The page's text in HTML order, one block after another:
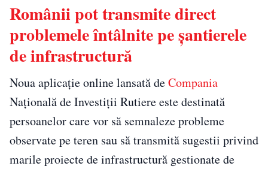
Românii pot transmite direct
problemele întâlnite pe șantierele
de infrastructură
Noua aplicație online lansată deCompania
Națională de Investiții Rutiere este destinată
persoanelor care vor să semnaleze probleme
observate pe teren sau să transmită sugestii privind
marile proiecte de infrastructură gestionate de